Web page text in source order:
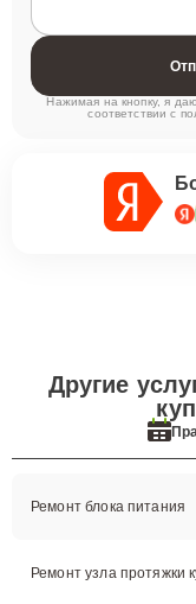
Нажимая на кнопку, я
соответствии с
Другие
Ремонт блока питания
Ремонт узла протяжки